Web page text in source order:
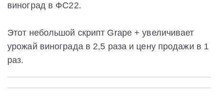
виноград в ФС22.
Этот небольшой скрипт Grape + увеличивает
урожай винограда в 2,5 раза и цену продажи в 1
раз.